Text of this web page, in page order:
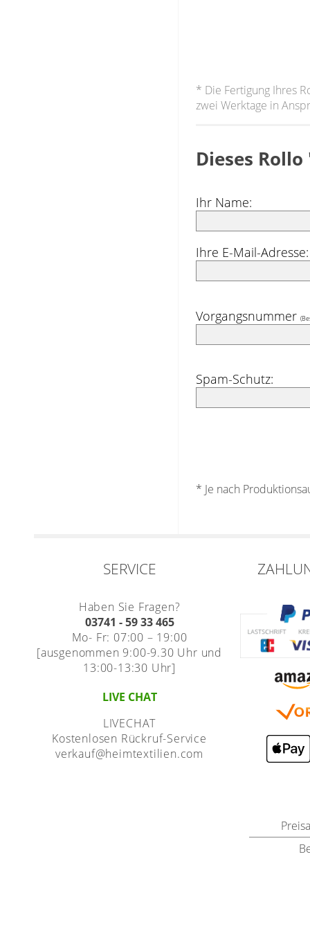
* Die Fertigung Ihres
zwei Werktage in
Dieses
Ihr Name:
Ihre E-Mail-Adresse:
Vorgangsnummer
Spam-Schutz:
* Je nach
SERVICE
Haben Sie Fragen?
03741 - 59 33 465
Mo- Fr: 07:00 – 19:00
[ausgenommen 9:00-9.30 Uhr und
13:00-13:30 Uhr]
LIVE CHAT
LIVECHAT
Kostenlosen Rückruf-Service
verkauf@heimtextilien.com